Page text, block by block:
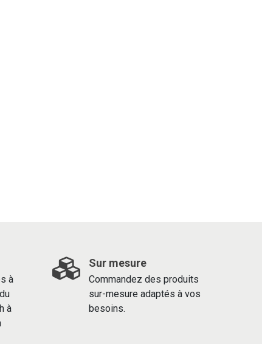
à
à
Sur mesure
Commandez des produits
sur-mesure adaptés à vos
besoins.